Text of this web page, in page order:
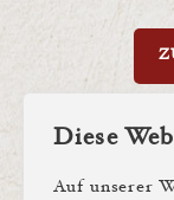
Diese
Auf unserer